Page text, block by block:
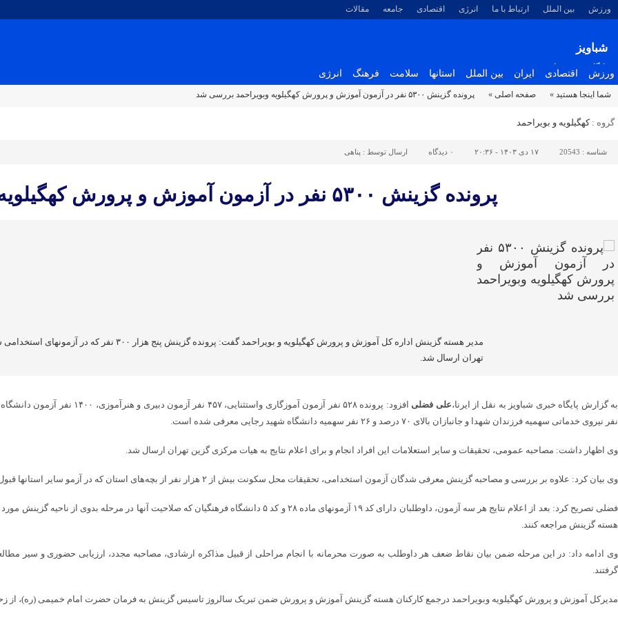
ورزش بین الملل ارتباط با ما انرژی اقتصادی جامعه مقالات
شباویز
پایگاه خبری شباویز
ورزش اقتصادی ایران بین الملل استانها سلامت فرهنگ انرژی
شما اینجا هستید » صفحه اصلی » پرونده گزینش ۵۳۰۰ نفر در آزمون آموزش و پرورش کهگیلویه وبویراحمد بررسی شد
گروه :کهگیلویه و بویراحمد
شناسه : 20543 ۱۷ دی ۱۴۰۳ - ۲۰:۳۶ ۰ دیدگاه ارسال توسط : پناهی
پرونده گزینش ۵۳۰۰ نفر در آزمون آموزش و پرورش کهگیلویه وبویراحمد بررسی شد
تهران ارسال شد.
به گزارش پایگاه خبری شباویز به نقل از ایرنا،علی فضلی
نفر نیروی خدماتی سهمیه فرزندان شهدا و جانبازان بالای ۷۰ درصد و ۲۶ نفر سهمیه دانشگاه شهید رجایی معرفی شده است.
وی اظهار داشت: مصاحبه عمومی، تحقیقات و سایر استعلامات این افراد انجام و برای اعلام نتایج به هیات مرکزی گزین تهران ارسال شد.
وی بیان کرد: علاوه بر بررسی و مصاحبه گزینش معرفی شدگان آزمون استخدامی، تحقیقات محل سکونت بیش از ۲ هزار نفر از بچه‌های استان که در آزمو سایر استانها قبول شدند انجام و برای استانهای درخواست کننده ارسال شد.
فضلی تصریح کرد: بعد از اعلام نتایج هر سه آزمون، داوطلبان دارای کد ۱۹ آزمونهای ماده ۲۸ و کد ۵ دانشگاه
هسته گزینش مراجعه کنند.
گرفتند.
مدیرکل آموزش و پرورش کهگیلویه وبویراحمد درجمع کارکنان هسته گزینش آموزش و پرورش ضمن تبریک سالروز تاسیس گزینش به فرمان حضرت امام خمیمی (ره)، از